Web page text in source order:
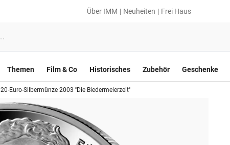
Über IMM Neuheiten Frei Haus
Themen Film & Co Historisches Zubehör Geschenke
20-Euro-Silbermünze 2003 ''Die Biedermeierzeit''